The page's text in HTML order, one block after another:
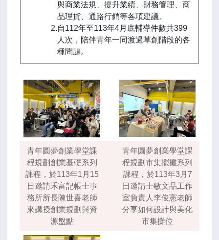
與商業法規、提升業績、財務管理、商
品理貨、通路行銷等各項建議。
2.自112年至113年4月底輔導件數共399
人次，陪伴青年一同渡過草創階段的各
種問題。
青年圓夢創業學堂課
程規劃創業基礎系列
課程，於113年1月15
日邀請禾富記帳士事
務所所長陳世喜老師
來講授創業規劃與資
源盤點
青年圓夢創業學堂課
程規劃市集擺攤系列
課程，於113年3月7
日邀請士敏文品工作
室負責人李俊憲老師
分享如何設計與美化
市集攤位